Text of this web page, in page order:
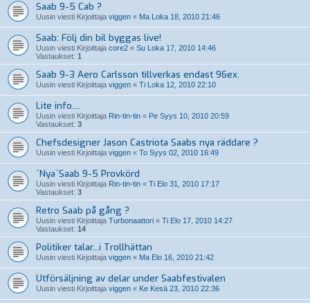
Saab 9-5 Cab ?
Uusin viesti Kirjoittaja viggen « Ma Loka 18, 2010 21:46
Saab: Följ din bil byggas live!
Uusin viesti Kirjoittaja core2 « Su Loka 17, 2010 14:46
Vastaukset: 1
Saab 9-3 Aero Carlsson tillverkas endast 96ex.
Uusin viesti Kirjoittaja viggen « Ti Loka 12, 2010 22:10
Lite info....
Uusin viesti Kirjoittaja Rin-tin-tin « Pe Syys 10, 2010 20:59
Vastaukset: 3
Chefsdesigner Jason Castriota Saabs nya räddare ?
Uusin viesti Kirjoittaja viggen « To Syys 02, 2010 16:49
¨Nya¨Saab 9-5 Provkörd
Uusin viesti Kirjoittaja Rin-tin-tin « Ti Elo 31, 2010 17:17
Vastaukset: 3
Retro Saab på gång ?
Uusin viesti Kirjoittaja Turbonaattori « Ti Elo 17, 2010 14:27
Vastaukset: 14
Politiker talar...i Trollhättan
Uusin viesti Kirjoittaja viggen « Ma Elo 16, 2010 21:42
Utförsäljning av delar under Saabfestivalen
Uusin viesti Kirjoittaja viggen « Ke Kesä 23, 2010 22:36